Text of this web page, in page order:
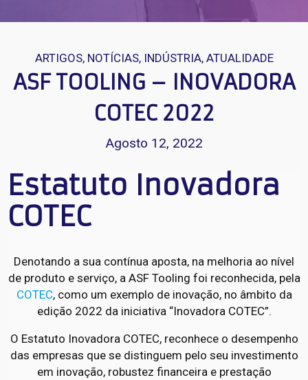
ARTIGOS, NOTÍCIAS, INDÚSTRIA, ATUALIDADE
ASF TOOLING – INOVADORA
COTEC 2022
Agosto 12, 2022
Estatuto Inovadora
COTEC
Denotando a sua contínua aposta, na melhoria ao nível
de produto e serviço, a ASF Tooling foi reconhecida, pela
COTEC, como um exemplo de inovação, no âmbito da
edição 2022 da iniciativa “Inovadora COTEC”.
O Estatuto Inovadora COTEC, reconhece o desempenho
das empresas que se distinguem pelo seu investimento
em inovação, robustez financeira e prestação